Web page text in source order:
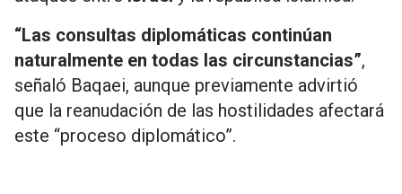
“Las consultas diplomáticas continúan
naturalmente en todas las circunstancias”,
señaló Baqaei, aunque previamente advirtió
que la reanudación de las hostilidades afectará
este “proceso diplomático”.